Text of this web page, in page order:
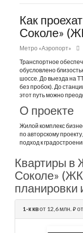
Как
Соколе»
Метро «Аэропорт»
Транспортное
обусловлено
шоссе. До выезда на
без пробок). До
этот путь можно
О проекте
Жилой комплекс
по авторскому
подход к
Квартиры в
Соколе»
планировки
1-к квот 12,6 млн. ⃏